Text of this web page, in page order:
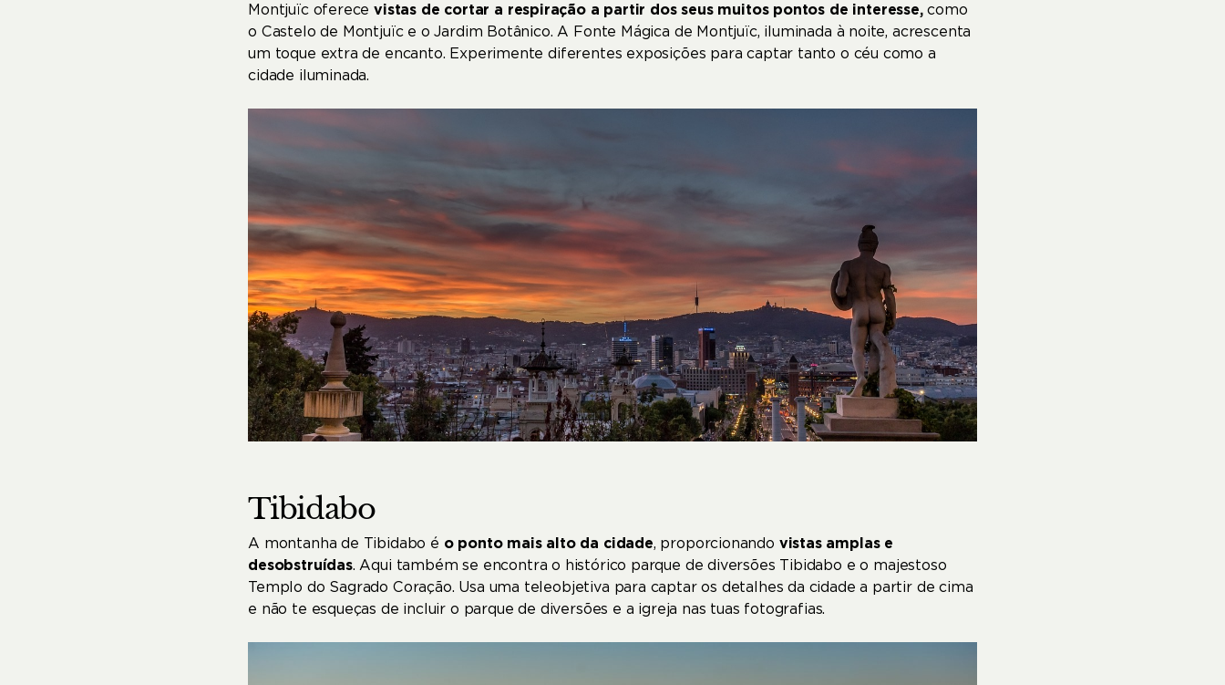
Montjuïc oferece vistas de cortar a respiração a partir dos seus muitos pontos de interesse,como
o Castelo de Montjuïc e o Jardim Botânico. A Fonte Mágica de Montjuïc, iluminada à noite, acrescenta
um toque extra de encanto. Experimente diferentes exposições para captar tanto o céu como a
cidade iluminada.
Tibidabo
A montanha de Tibidabo é o ponto mais alto da cidade, proporcionando vistas amplas e
desobstruídas. Aqui também se encontra o histórico parque de diversões Tibidabo e o majestoso
Templo do Sagrado Coração. Usa uma teleobjetiva para captar os detalhes da cidade a partir de cima
e não te esqueças de incluir o parque de diversões e a igreja nas tuas fotografias.